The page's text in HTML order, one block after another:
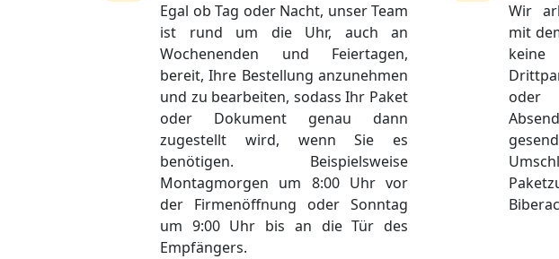
Wir
mit
oder
Egal ob Tag oder Nacht, unser Team
ist rund um die Uhr, auch an
Wochenenden und Feiertagen,
bereit, Ihre Bestellung anzunehmen
und zu bearbeiten, sodass Ihr Paket
oder Dokument genau dann
zugestellt wird, wenn Sie es
benötigen. Beispielsweise
Montagmorgen um 8:00 Uhr vor
der Firmenöffnung oder Sonntag
um 9:00 Uhr bis an die Tür des
Empfängers.